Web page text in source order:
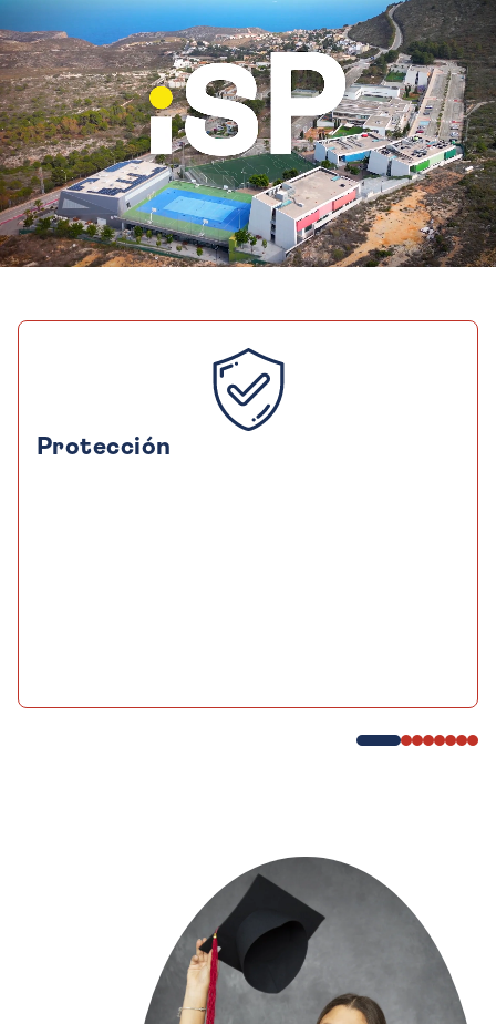
Protección